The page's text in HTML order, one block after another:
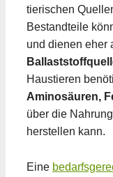
tierischen
Bestandteile
und dienen eher
Haustieren
Aminosäuren,
über die
herstellen kann.
Eine